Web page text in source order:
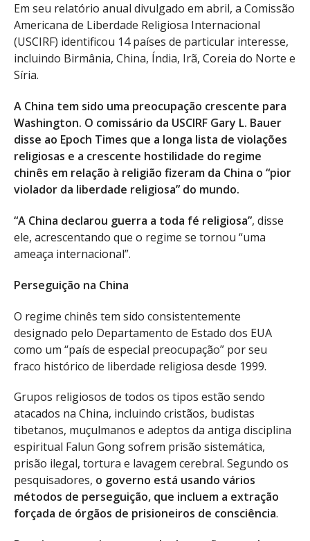
Em seu relatório anual divulgado em abril, a Comissão
Americana de Liberdade Religiosa Internacional
(USCIRF) identificou 14 países de particular interesse,
incluindo Birmânia, China, Índia, Irã, Coreia do Norte e
Síria.
A China tem sido uma preocupação crescente para
Washington. O comissário da USCIRF Gary L. Bauer
disse ao Epoch Times que a longa lista de violações
religiosas e a crescente hostilidade do regime
chinês em relação à religião fizeram da China o “pior
violador da liberdade religiosa” do mundo.
“A China declarou guerra a toda fé religiosa”, disse
ele, acrescentando que o regime se tornou “uma
ameaça internacional”.
Perseguição na China
O regime chinês tem sido consistentemente
designado pelo Departamento de Estado dos EUA
como um “país de especial preocupação” por seu
fraco histórico de liberdade religiosa desde 1999.
Grupos religiosos de todos os tipos estão sendo
atacados na China, incluindo cristãos, budistas
tibetanos, muçulmanos e adeptos da antiga disciplina
espiritual Falun Gong sofrem prisão sistemática,
prisão ilegal, tortura e lavagem cerebral. Segundo os
pesquisadores, o governo está usando vários
métodos de perseguição, que incluem a extração
forçada de órgãos de prisioneiros de consciência.